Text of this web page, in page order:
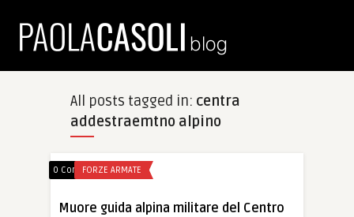
All posts tagged in: centra
addestraemtno alpino
0 CommentsFORZE ARMATE
Muore guida alpina militare del Centro